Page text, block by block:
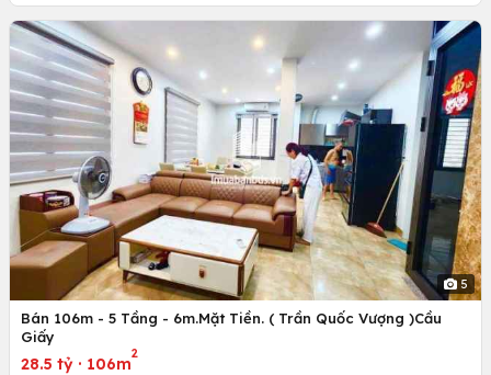
5
Bán 106m - 5 Tầng - 6m.Mặt Tiền. ( Trần Quốc Vượng )Cầu
Giấy
28.5 tỷ · 106m
2